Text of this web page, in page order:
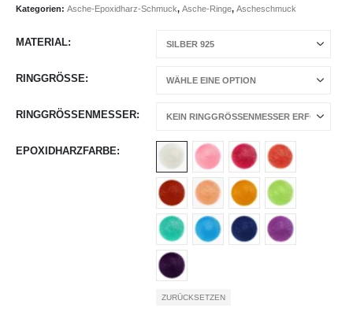
Kategorien: Asche-Epoxidharz-Schmuck, Asche-Ringe, Ascheschmuck
MATERIAL
RINGGRÖSSE
RINGGRÖSSENMESSER
EPOXIDHARZFARBE
ZURÜCKSETZEN